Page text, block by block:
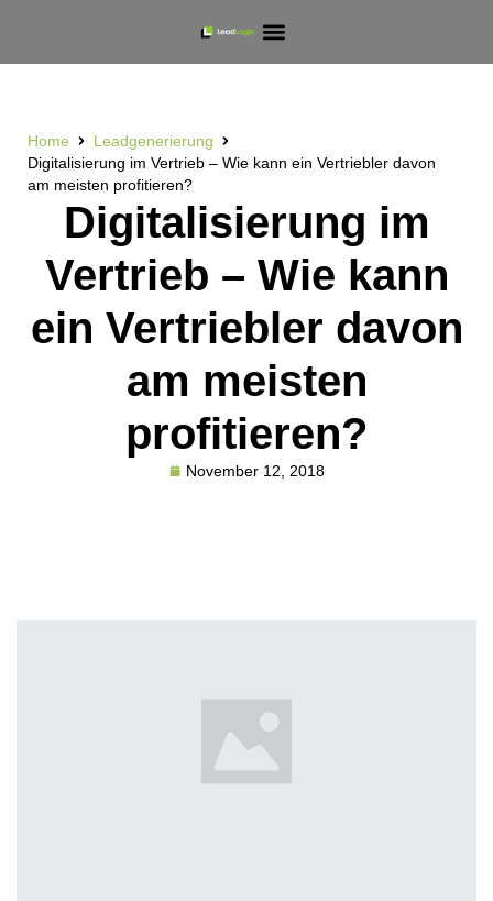
Home
Leadgenerierung
Digitalisierung im Vertrieb – Wie kann ein Vertriebler davon
am meisten profitieren?
Digitalisierung im
Vertrieb – Wie kann
ein Vertriebler davon
am meisten
profitieren?
November 12, 2018